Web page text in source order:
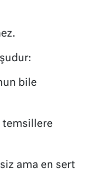
bile
temsillere
ama en sert